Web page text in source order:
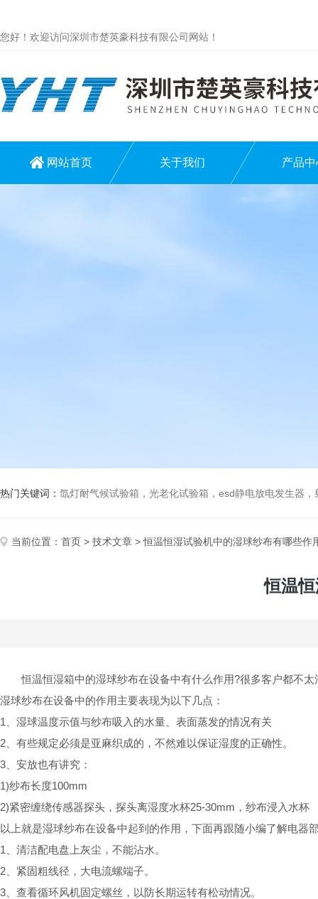
您好！欢迎访问深圳市楚英豪科技有限公司网站！
网站首页 关于我们 产品中
热门关键词： 氙灯耐气候试验箱，光老化试验箱，esd静电放电发生器
当前位置： 首页 > 技术文章 > 恒温恒湿试验机中的湿球纱布有哪些作
恒温
恒温恒湿箱中的湿球纱布在设备中有什么作用?很多客户都不
湿球纱布在设备中的作用主要表现为以下几点：
1、湿球温度示值与纱布吸入的水量、表面蒸发的情况有关
2、有些规定必须是亚麻织成的，不然难以保证湿度的正确性。
3、安放也有讲究：
1)纱布长度100mm
2)紧密缠绕传感器探头，探头离湿度水杯25-30mm，纱布浸入水杯
以上就是湿球纱布在设备中起到的作用，下面再跟随小编了解电器
1、清洁配电盘上灰尘，不能沾水。
2、紧固粗线径，大电流螺端子。
3、查看循环风机固定螺丝，以防长期运转有松动情况。